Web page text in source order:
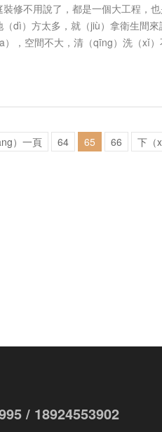
裝修不用說了，都是一個大工程，
（dì）方太多，就（jiù）拿衛生間
），空間不大，清（qīng）洗（xǐ
）一頁 64 65 66 下（
/ 18924553902